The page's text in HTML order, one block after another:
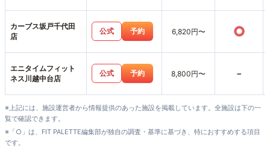
カーブス坂戸千代田
店
公式 予約 6,820円〜 ○
エニタイムフィット
ネス川越中台店
公式 予約 8,800円〜 -
※上記には、施設運営者から情報提供のあった施設を掲載しています。全施設は下の一
覧で確認できます。
※「○」は、FIT PALETTE編集部が独自の調査・基準に基づき、特におすすめする項目
です。